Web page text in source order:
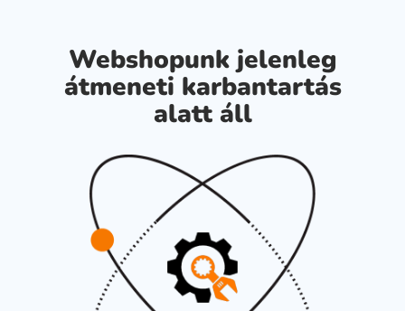
Webshopunk jelenleg
átmeneti karbantartás
alatt áll